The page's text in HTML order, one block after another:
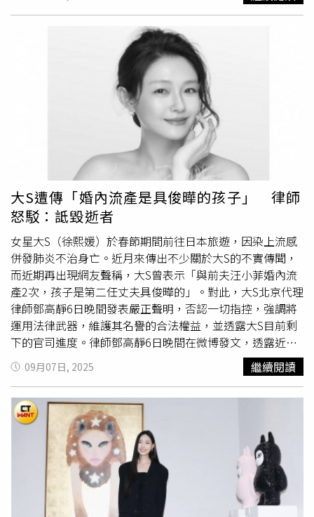
動，還逼問兩人交往的細節，沒想到陳漢典靦腆到不知如何
應該是去年得金鐘獎後天雷勾動地火。而小S此次入圍金鐘
獎，也確定會出席，這是在 大S過世後，她首度公開亮相，
王偉忠透露已經有和小S電話聯絡，「有先恭喜她，她說一
定會去，會打扮得很漂亮，讓大家也知道，她很努力地要面
大S遭傳「婚內流產是具俊曄的孩子」 律師
怒駁：詆毀逝者
女星大S（徐熙媛）於春節期間前往日本旅遊，因染上流感
併發肺炎不治身亡。近月來傳出不少關於大S的不實傳聞，
而近期再出現網友聲稱，大S曾表示「與前夫汪小菲婚內流
產2次，孩子是第二任丈夫具俊曄的」。對此，大S北京代理
律師鄧高靜6日晚間發表嚴正聲明，否認一切指控，強調將
運用法律武器，維護其名譽的合法權益，並透露大S目前剩
下的官司進度。律師鄧高靜6日晚間在微博發文，透露近期
出現謠言，捏造有關自己的庭審內容，以及對大S進行侮
辱、誹謗，且同時汪小菲母親張蘭亦前往司法局，以虛假的
「大S家人並未委託鄧高靜代理案件為由進行投訴，詆毀本
律師聲譽。」鄧高靜表示，自己代理過大S的3起官司，包含
2起民事案件、1起刑事自訴案件，且都與張蘭有關。而
後的代理情況，已於4月接受具俊曄、大S母親黃春梅的
委託，繼續代理起訴張蘭、抖音名譽權侵權案；刑事自訴案
則委託辦理終結程序，「該案從未開過正式庭審，更未出具
過判決，目前無任何生效法院文書。網傳該刑事自訴案件
『經過正式庭審並出具過判決』純屬捏造。」至於網傳大S
09月07日, 2025 繼續閱讀